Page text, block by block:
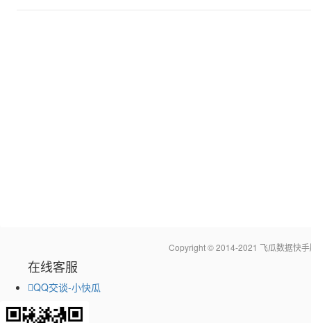
Copyright © 2014-2021 飞瓜数据快
在线客服
QQ交谈-小快瓜